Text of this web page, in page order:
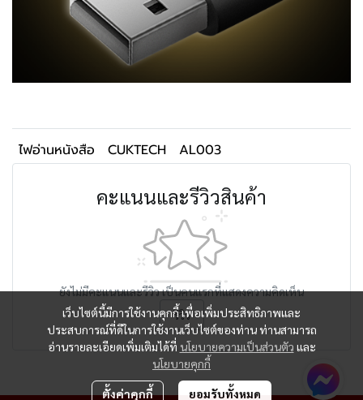
ไฟอ่านหนังสือ CUKTECH AL003
คะแนนและรีวิวสินค้า
ยังไม่มีคะแนนและรีวิว เป็นคนแรกที่แสดงความคิดเห็น
รีวิว
เว็บไซต์นี้มีการใช้งานคุกกี้ เพื่อเพิ่มประสิทธิภาพและ
ประสบการณ์ที่ดีในการใช้งานเว็บไซต์ของท่าน ท่านสามารถ
อ่านรายละเอียดเพิ่มเติมได้ที่ นโยบายความเป็นส่วนตัว และ
นโยบายคุกกี้
ตั้งค่าคุกกี้ ยอมรับทั้งหมด